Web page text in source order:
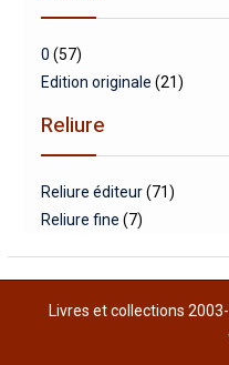
0 (57)
Edition originale (21)
Reliure
Reliure éditeur (71)
Reliure fine (7)
Livres et collections